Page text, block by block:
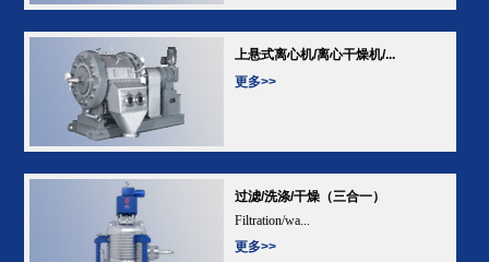
上悬式离心机/离心干燥机/...
更多>>
过滤/洗涤/干燥（三合一）
Filtration/wa...
更多>>